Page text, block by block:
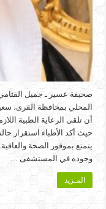
صحيفة عسير ـ جميل
المحلي بمحافظة القرى،
أن تلقى الرعاية الطبية
حيث أكد الأطباء استقرار
يتمتع بموفور الصحة
وجوده في المستشفى …
المـزيد